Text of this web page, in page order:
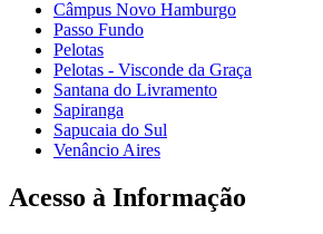
Câmpus Novo Hamburgo
Passo Fundo
Pelotas
Pelotas - Visconde da Graça
Santana do Livramento
Sapiranga
Sapucaia do Sul
Venâncio Aires
Acesso à Informação